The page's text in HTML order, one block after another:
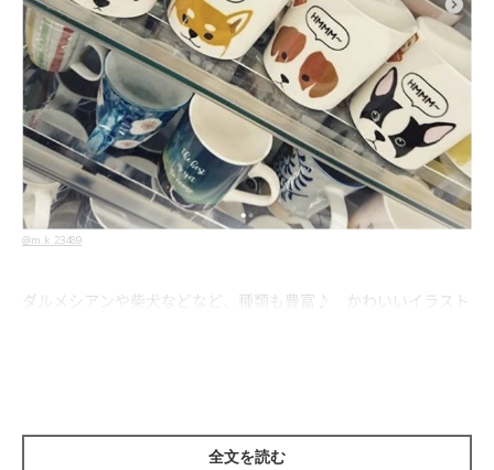
@m.k_23489
ダルメシアンや柴犬などなど、種類も豊富♪ かわいいイラスト
全文を読む